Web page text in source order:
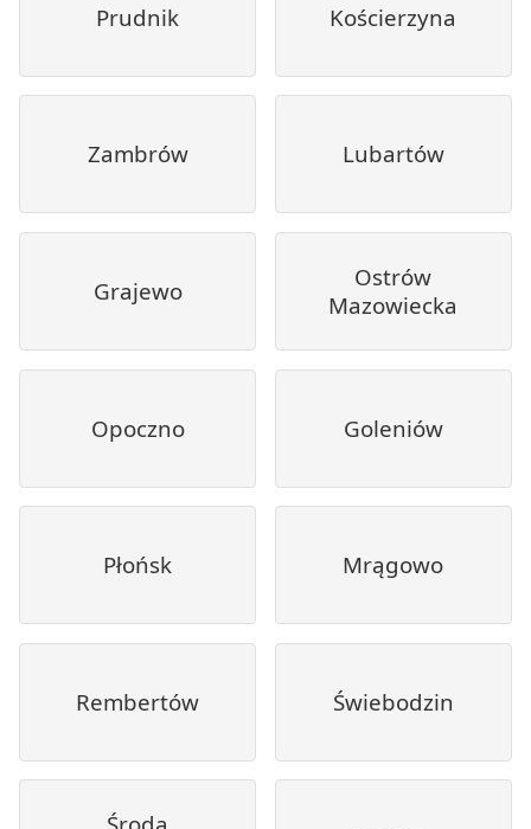
Prudnik Kościerzyna
Zambrów Lubartów
Grajewo
Ostrów
Mazowiecka
Opoczno Goleniów
Płońsk Mrągowo
Rembertów Świebodzin